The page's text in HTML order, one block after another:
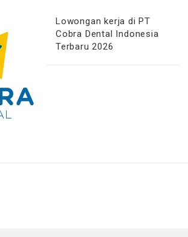
Lowongan kerja di PT
Cobra Dental Indonesia
Terbaru 2026